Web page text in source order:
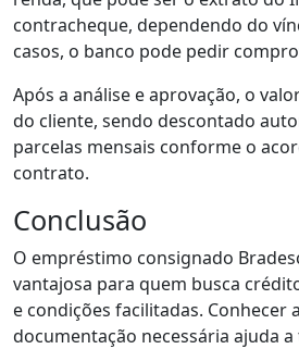
contracheque, dependendo do
casos, o banco pode pedir
Após a análise e aprovação, o
do cliente, sendo descontado
parcelas mensais conforme o
contrato.
Conclusão
O empréstimo consignado
vantajosa para quem busca
e condições facilitadas. Conhecer
documentação necessária ajuda